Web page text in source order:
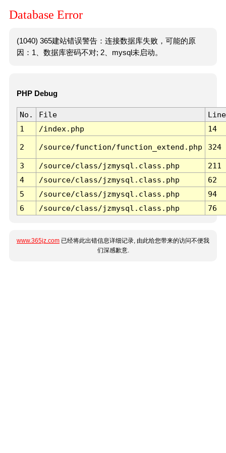
Database Error
(1040) 365建站错误警告：连接数据库失败，可能的原
因：1、数据库密码不对; 2、mysql未启动。
PHP Debug
No. File
Line
1
/index.php 14
2 /source/function/function_extend.php 324
3 /source/class/jzmysql.class.php
211
4
/source/class/jzmysql.class.php
62
5
/source/class/jzmysql.class.php
94
6
/source/class/jzmysql.class.php 76
www.365jz.com 已经将此出错信息详细记录, 由此给您带来的访问不便我
们深感歉意.